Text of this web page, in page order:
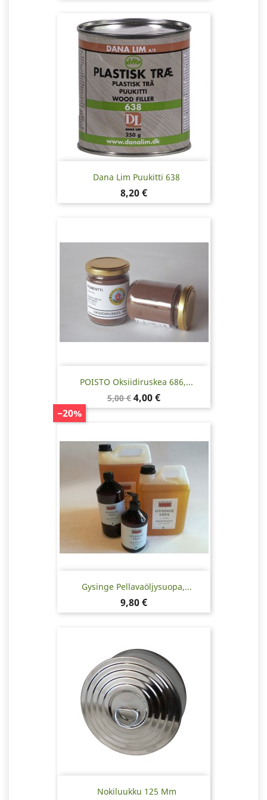
Dana Lim Puukitti 638
Hinta
8,20 €
POISTO Oksiidiruskea 686,...
Normaalihinta
5,00 €
−20%
Hinta
4,00 €
Gysinge Pellavaöljysuopa,...
Hinta
9,80 €
Nokiluukku 125 Mm